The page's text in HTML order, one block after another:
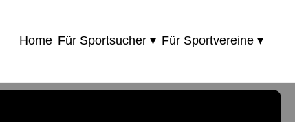
Home Für Sportsucher ▾ Für Sportvereine ▾